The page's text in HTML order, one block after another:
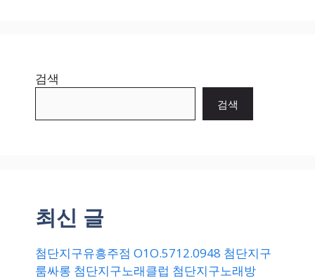
검색
검색
최신 글
첨단지구유흥주점 O1O.5712.0948 첨단지구
룸싸롱 첨단지구노래클럽 첨단지구노래방